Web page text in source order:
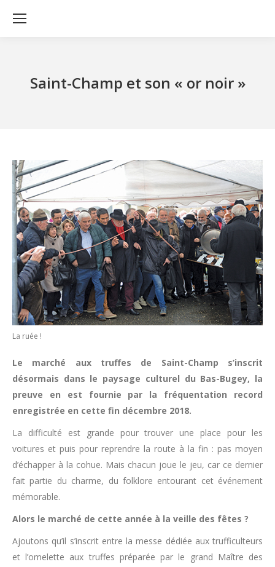
Saint-Champ et son « or noir »
La ruée !
Le marché aux truffes de Saint-Champ s’inscrit
désormais dans le paysage culturel du Bas-Bugey, la
preuve en est fournie par la fréquentation record
enregistrée en cette fin décembre 2018.
La difficulté est grande pour trouver une place pour les
voitures et puis pour reprendre la route à la fin : pas moyen
d’échapper à la cohue. Mais chacun joue le jeu, car ce dernier
fait partie du charme, du folklore entourant cet événement
mémorable.
Alors le marché de cette année à la veille des fêtes ?
Ajoutons qu’il s’inscrit entre la messe dédiée aux trufficulteurs
et l’omelette aux truffes préparée par le grand Maître des